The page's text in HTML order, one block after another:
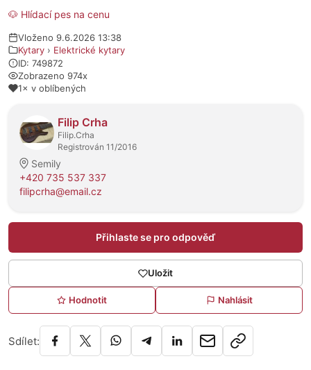
🐶 Hlídací pes na cenu
Vloženo 9.6.2026 13:38
Kytary › Elektrické kytary
ID: 749872
Zobrazeno 974x
1× v oblíbených
Filip Crha
Filip.Crha
Registrován 11/2016
Semily
+420 735 537 337
filipcrha@email.cz
Přihlaste se pro odpověď
Uložit
Hodnotit Nahlásit
Sdílet: